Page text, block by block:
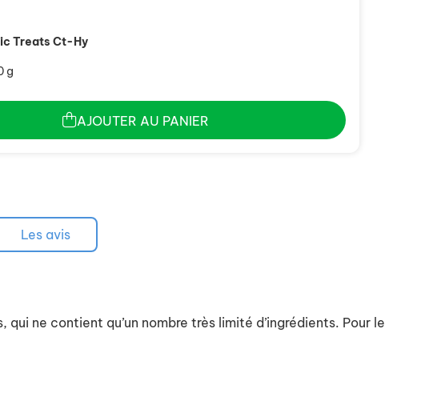
Treats Ct-Hy
g
AJOUTER AU PANIER
Les avis
ne contient qu’un nombre très limité d’ingrédients. Pour le